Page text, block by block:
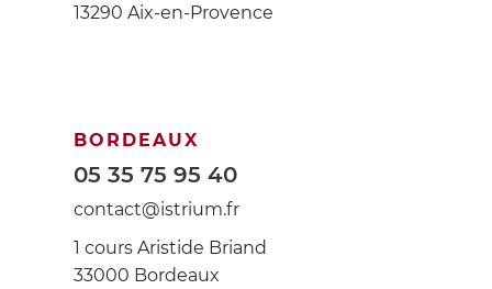
13290 Aix-en-Provence
BORDEAUX
05 35 75 95 40
contact@istrium.fr
1 cours Aristide Briand
33000 Bordeaux